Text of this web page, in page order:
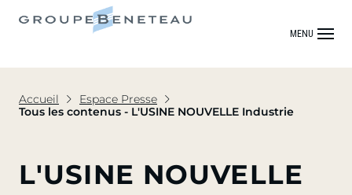
MENU
Accueil
Espace Presse
Tous les contenus - L'USINE NOUVELLE Industrie
L'USINE NOUVELLE